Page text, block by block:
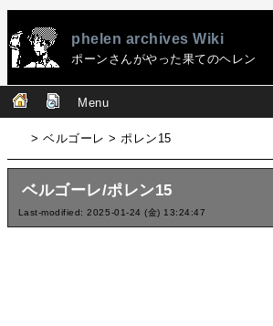
phelen archives Wiki
ポーンさんがやった果てのヘレン
Menu
> ベルゴーレ > ポレン15
ベルゴーレ/ポレン15
Last-modified: 2025-01-24 (金) 13:24:47